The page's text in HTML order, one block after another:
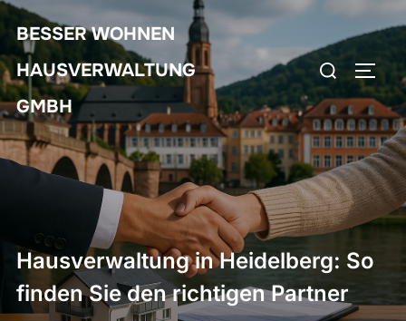
Zum
Inhalt
springen
BESSER WOHNEN
HAUSVERWALTUNG
GMBH
Suchen
nach:
Hausverwaltung in Heidelberg: So
finden Sie den richtigen Partner